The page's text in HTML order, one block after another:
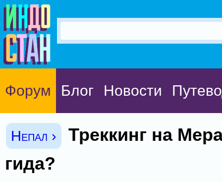
Форум Блог Новости
Непал ›
Треккинг на
гида?